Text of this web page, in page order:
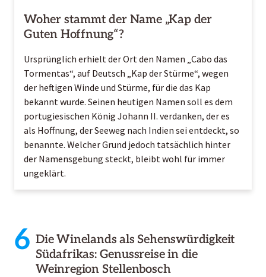
Woher stammt der Name „Kap der
Guten Hoffnung“?
Ursprünglich erhielt der Ort den Namen „Cabo das
Tormentas“, auf Deutsch „Kap der Stürme“, wegen
der heftigen Winde und Stürme, für die das Kap
bekannt wurde. Seinen heutigen Namen soll es dem
portugiesischen König Johann II. verdanken, der es
als Hoffnung, der Seeweg nach Indien sei entdeckt, so
benannte. Welcher Grund jedoch tatsächlich hinter
der Namensgebung steckt, bleibt wohl für immer
ungeklärt.
6 Die Winelands als Sehenswürdigkeit
Südafrikas: Genussreise in die
Weinregion Stellenbosch